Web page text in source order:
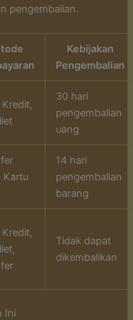
pengembalian.
Kebijakan
Pengembalian
30 hari
pengembalian
uang
Kartu
14 hari
pengembalian
barang
Tidak dapat
dikembalikan
Ini